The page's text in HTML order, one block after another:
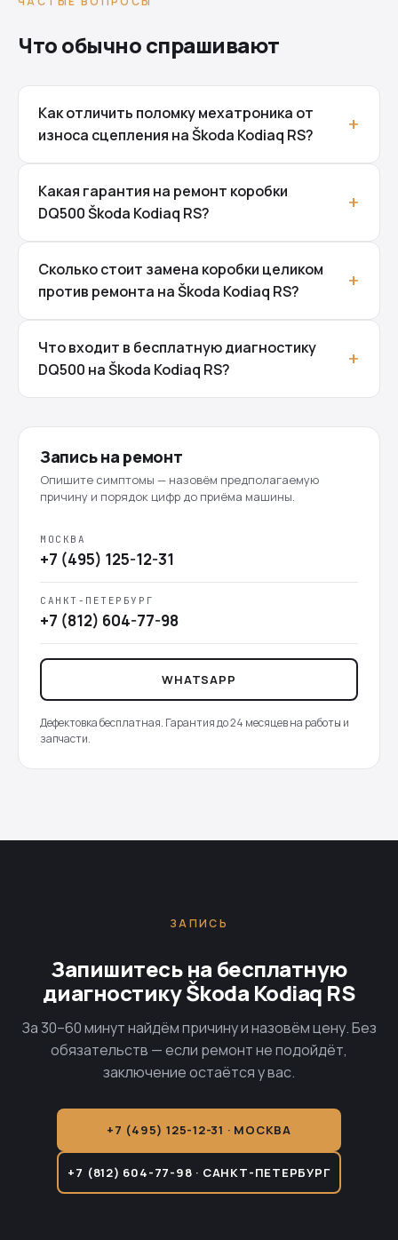
Что обычно спрашивают
Как отличить поломку мехатроника от
износа сцепления на Škoda Kodiaq RS?
Какая гарантия на ремонт коробки
DQ500 Škoda Kodiaq RS?
Сколько стоит замена коробки целиком
против ремонта на Škoda Kodiaq RS?
Что входит в бесплатную диагностику
DQ500 на Škoda Kodiaq RS?
Запись на ремонт
Опишите симптомы — назовём предполагаемую
причину и порядок цифр до приёма машины.
МОСКВА
+7 (495) 125-12-31
САНКТ-ПЕТЕРБУРГ
+7 (812) 604-77-98
WHATSAPP
Дефектовка бесплатная. Гарантия до 24 месяцев на работы и
запчасти.
ЗАПИСЬ
Запишитесь на бесплатную
диагностику Škoda Kodiaq RS
За 30–60 минут найдём причину и назовём цену. Без
обязательств — если ремонт не подойдёт,
заключение остаётся у вас.
+7 (495) 125-12-31 · МОСКВА
+7 (812) 604-77-98 · САНКТ-ПЕТЕРБУРГ